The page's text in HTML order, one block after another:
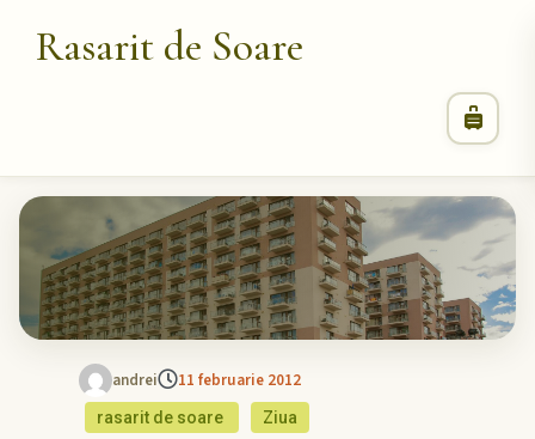
Rasarit de Soare
andrei 11 februarie 2012
rasarit de soare Ziua